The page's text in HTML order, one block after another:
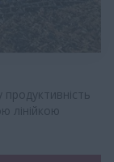
лінійкою